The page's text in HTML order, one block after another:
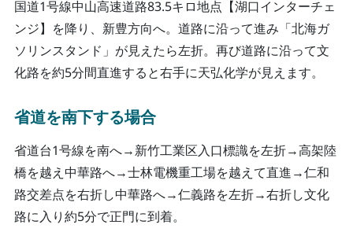
国道1号線中山高速道路83.5キロ地点【湖口インターチェ
ンジ】を降り、新豊方向へ。道路に沿って進み「北海ガ
ソリンスタンド」が見えたら左折。再び道路に沿って文
化路を約5分間直進すると右手に天弘化学が見えます。
省道を南下する場合
省道台1号線を南へ→新竹工業区入口標識を左折→高架陸
橋を越え中華路へ→士林電機重工場を越えて直進→仁和
路交差点を右折し中華路へ→仁義路を左折→右折し文化
路に入り約5分で正門に到着。